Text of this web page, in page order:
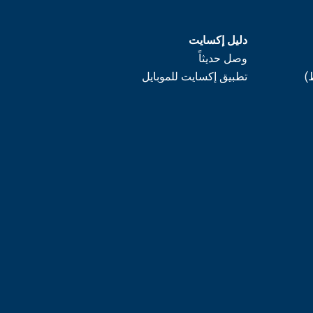
دليل إكسايت
وصل حديثاً
تطبيق إكسايت للموبايل